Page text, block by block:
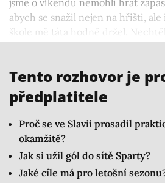
jsme o víkendu nemohli hrát
abych se snažil nejen na hřišti,
škole mě táta hodně držel.
Tento rozhovor je
předplatitele
Proč se ve Slavii prosadil
okamžitě?
Jak si užil gól do sítě Sparty?
Jaké cíle má pro letošní